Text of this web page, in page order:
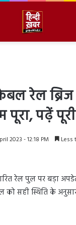
रेल
पूरा, पढ़ें
2023 - 12:18 PM Less
रेल पुल पर बड़ा
को सही स्थिति के